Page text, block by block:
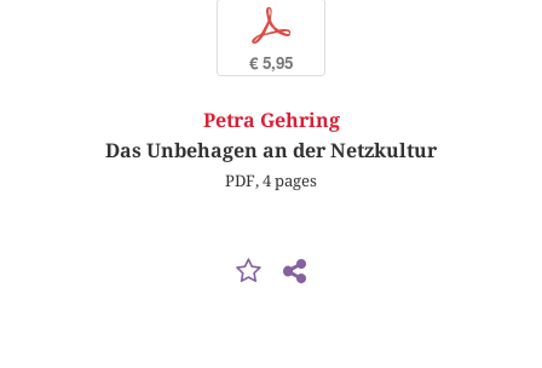
p
€ 5,95
Petra Gehring
Das Unbehagen an der Netzkultur
PDF, 4 pages